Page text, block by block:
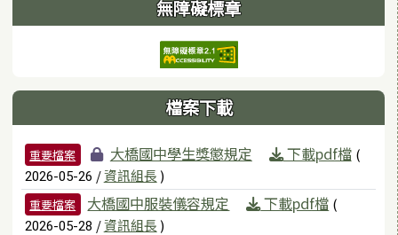
無障礙標章
檔案下載
檔案列表
重要檔案 大橋國中學生獎懲規定 下載pdf檔 (
2026-05-26 /資訊組長 )
重要檔案 大橋國中服裝儀容規定 下載pdf檔 (
2026-05-28 /資訊組長 )